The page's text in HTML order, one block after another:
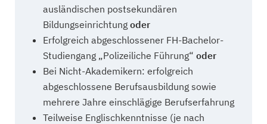
ausländischen postsekundären
Bildungseinrichtung oder
Erfolgreich abgeschlossener FH-Bachelor-
Studiengang „Polizeiliche Führung“ oder
Bei Nicht-Akademikern: erfolgreich
abgeschlossene Berufsausbildung sowie
mehrere Jahre einschlägige Berufserfahrung
Teilweise Englischkenntnisse (je nach